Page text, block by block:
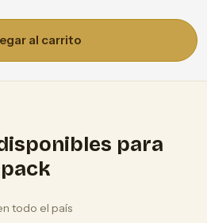
al carrito
para
todo el país